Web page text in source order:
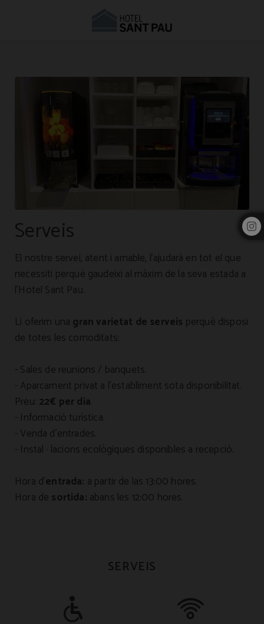
Serveis
El nostre servei, atent i amable, l’ajudarà en tot el que
necessiti perquè gaudeixi al màxim de la seva estada a
l’Hotel Sant Pau.
Li oferim una gran varietat de serveis perquè disposi
de totes les comoditats:
- Sales de reunions / banquets.
- Aparcament privat a l'establiment sota disponibilitat.
Preu: 22€ per dia
- Informació turística.
- Venda d'entrades.
- Instal · lacions ecològiques disponibles a recepció.
Hora d'entrada: a partir de las 13:00 hores.
Hora de sortida: abans les 12:00 hores.
SERVEIS